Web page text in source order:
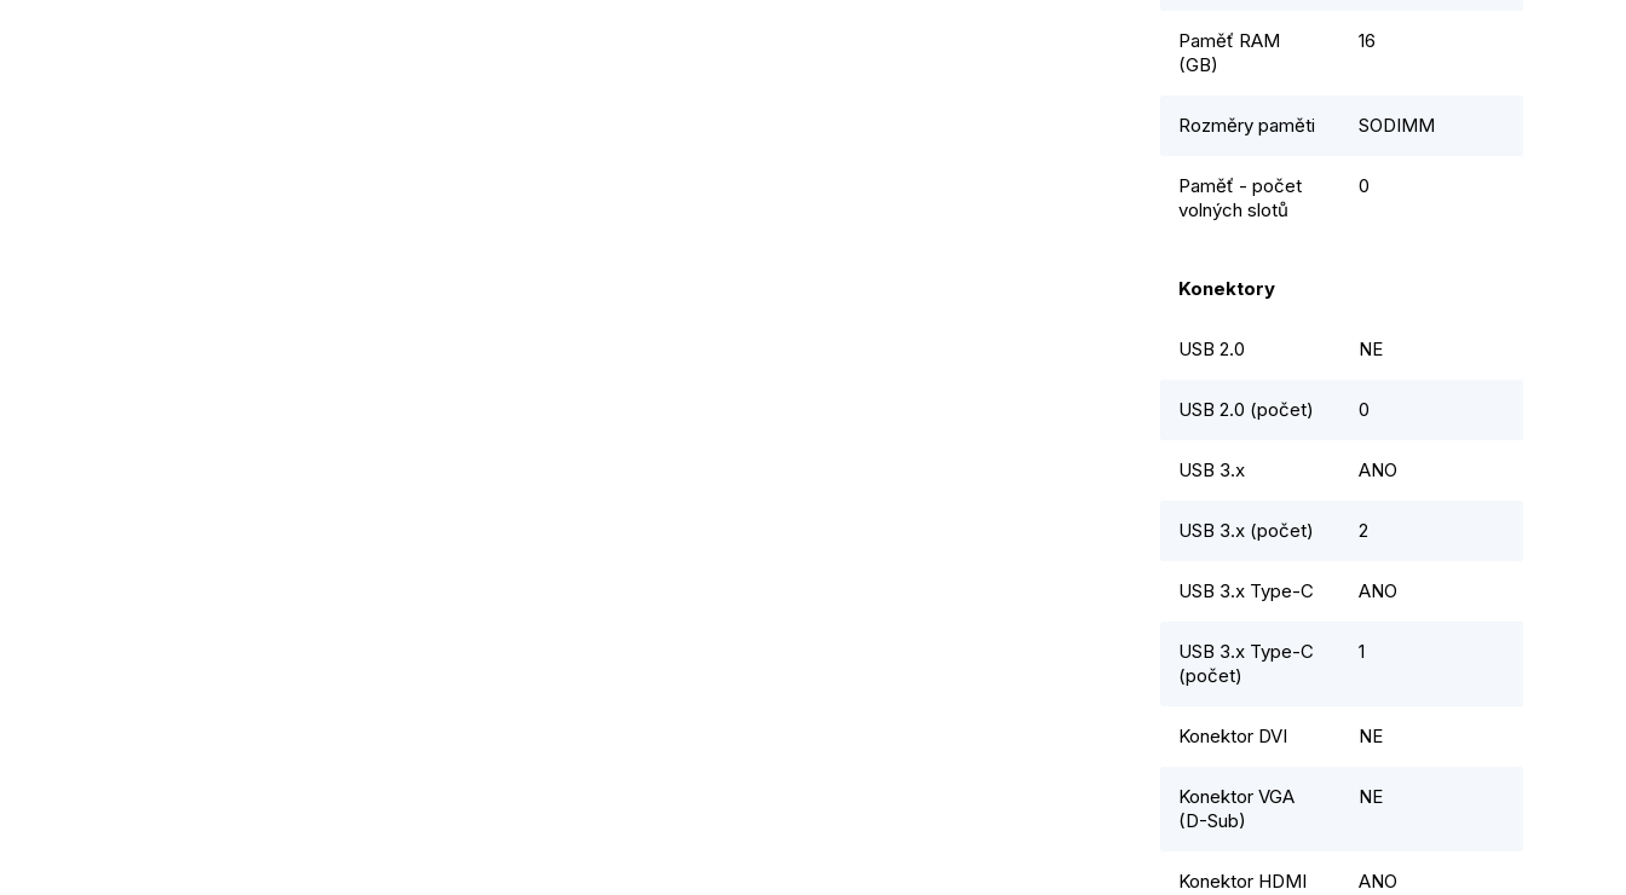
Paměť RAM
(GB)
16
Rozměry paměti SODIMM
Paměť - počet
volných slotů
0
Konektory
USB 2.0 NE
USB 2.0 (počet) 0
USB 3.x ANO
USB 3.x (počet) 2
USB 3.x Type-C ANO
USB 3.x Type-C
(počet)
1
Konektor DVI NE
Konektor VGA
(D-Sub)
NE
Konektor HDMI ANO